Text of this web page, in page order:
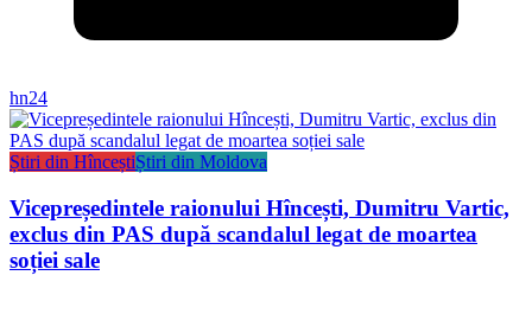
hn24
Știri din HînceștiȘtiri din Moldova
Vicepreședintele raionului Hîncești, Dumitru Vartic,
exclus din PAS după scandalul legat de moartea
soției sale